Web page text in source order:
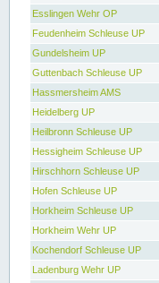
Esslingen Wehr OP
Feudenheim Schleuse UP
Gundelsheim UP
Guttenbach Schleuse UP
Hassmersheim AMS
Heidelberg UP
Heilbronn Schleuse UP
Hessigheim Schleuse UP
Hirschhorn Schleuse UP
Hofen Schleuse UP
Horkheim Schleuse UP
Horkheim Wehr UP
Kochendorf Schleuse UP
Ladenburg Wehr UP